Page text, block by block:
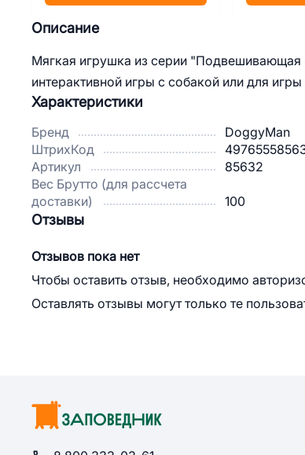
Описание
Мягкая игрушка из серии "Подвешивающая
интерактивной игры с собакой или для
Характеристики
Бренд
DoggyMan
ШтрихКод
Артикул
85632
Вес Брутто (для рассчета
доставки)
100
Отзывы
Отзывов пока нет
Чтобы оставить отзыв, необходимо
Оставлять отзывы могут только те